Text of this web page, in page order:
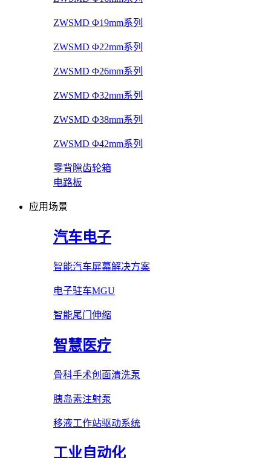
ZWSMD Φ19mm系列
ZWSMD Φ22mm系列
ZWSMD Φ26mm系列
ZWSMD Φ32mm系列
ZWSMD Φ38mm系列
ZWSMD Φ42mm系列
零背隙齿轮箱
电路板
应用场景
汽车电子
智能汽车屏幕解决方案
电子驻车MGU
智能尾门伸缩
智慧医疗
骨科手术创面清洗泵
胰岛素注射泵
移液工作站驱动系统
工业自动化